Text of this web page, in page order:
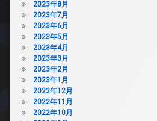
ラ
駐
輪
場
2023年8月
2023年7月
2023年6月
2023年5月
2023年4月
2023年3月
2023年2月
2023年1月
2022年12月
2022年11月
2022年10月